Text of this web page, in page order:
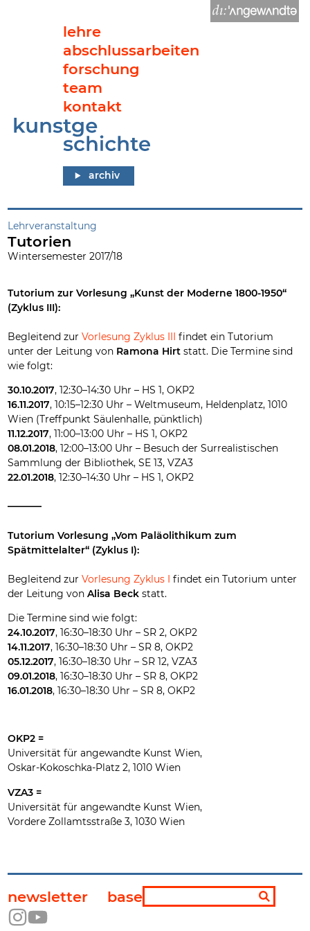
lehre
abschlussarbeiten
forschung
team
kontakt
Lehrveranstaltung
Tutorien
Wintersemester 2017/18
Tutorium zur Vorlesung „Kunst der Moderne 1800-1950“
(Zyklus III):
Begleitend zurVorlesung Zyklus III findet ein Tutorium
unter der Leitung von Ramona Hirt statt. Die Termine sind
wie folgt:
30.10.2017, 12:30–14:30 Uhr – HS 1, OKP2
16.11.2017, 10:15–12:30 Uhr – Weltmuseum, Heldenplatz, 1010
Wien (Treffpunkt Säulenhalle, pünktlich)
11.12.2017, 11:00–13:00 Uhr – HS 1, OKP2
08.01.2018, 12:00–13:00 Uhr – Besuch der Surrealistischen
Sammlung der Bibliothek, SE 13, VZA3
22.01.2018, 12:30–14:30 Uhr – HS 1, OKP2
–––––––
Tutorium Vorlesung „Vom Paläolithikum zum
Spätmittelalter“ (Zyklus I):
Begleitend zurVorlesung Zyklus Ifindet ein Tutorium unter
der Leitung von Alisa Beck statt.
Die Termine sind wie folgt:
24.10.2017, 16:30–18:30 Uhr – SR 2, OKP2
14.11.2017, 16:30–18:30 Uhr – SR 8, OKP2
05.12.2017, 16:30–18:30 Uhr – SR 12, VZA3
09.01.2018, 16:30–18:30 Uhr – SR 8, OKP2
16.01.2018, 16:30–18:30 Uhr – SR 8, OKP2
OKP2 =
Universität für angewandte Kunst Wien,
Oskar-Kokoschka-Platz 2, 1010 Wien
VZA3 =
Universität für angewandte Kunst Wien,
Vordere Zollamtsstraße 3, 1030 Wien
archiv
newsletter base